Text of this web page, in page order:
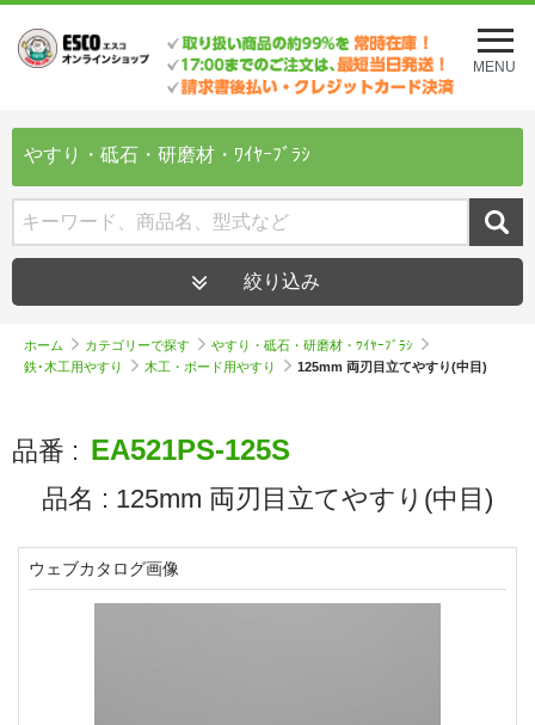
メ
ニ
ュ
を
MENU
やすり・砥石・研磨材・ﾜｲﾔｰﾌﾞﾗｼ
絞り込み
ホーム カテゴリーで探す
やすり・砥石・研磨材・ﾜｲﾔｰﾌﾞﾗｼ
鉄･木工用やすり
木工・ボード用やすり 125mm 両刃目立てやすり(中目)
品番 : EA521PS-125S
品名 : 125mm 両刃目立てやすり(中目)
ウェブカタログ画像